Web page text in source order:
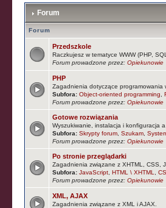
Forum
Forum
Przedszkole
Raczkujesz w tematyce WWW (PHP,
Forum prowadzone przez:Opiekunowie
PHP
Zagadnienia dotyczące programowania
Subfora: Object-oriented programming ,
Forum prowadzone przez:Opiekunowie
Gotowe rozwiązania
Wyszukiwanie, instalacja i konfiguracja
Subfora: Skrypty forum ,Szukam ,
Forum prowadzone przez:Opiekunowie
Po stronie przeglądarki
Zagadnienia związane z XHTML, CSS,
Subfora: JavaScript ,HTML \ XHTML ,
Forum prowadzone przez:Opiekunowie
XML, AJAX
Zagadnienia związane z XML i AJAX.